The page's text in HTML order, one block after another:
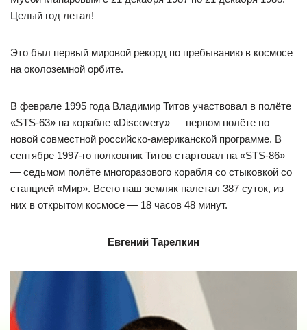
Целый год летал!
Это был первый мировой рекорд по пребыванию в космосе
на околоземной орбите.
В феврале 1995 года Владимир Титов участвовал в полёте
«STS-63» на корабле «Discovery» — первом полёте по
новой совместной российско-американской программе. В
сентябре 1997-го полковник Титов стартовал на «STS-86»
— седьмом полёте многоразового корабля со стыковкой со
станцией «Мир». Всего наш земляк налетал 387 суток, из
них в открытом космосе — 18 часов 48 минут.
Евгений Тарелкин